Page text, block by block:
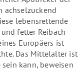
achselzuckend
lebensrettende
fetter Reibach
Europäers ist
Das Mittelalter ist
kann, beweisen